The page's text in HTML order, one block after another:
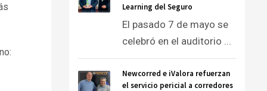
Learning del Seguro
El pasado 7 de mayo se
celebró en el auditorio ...
Newcorred e iValora refuerzan
el servicio pericial a corredores